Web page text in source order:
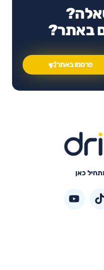
באתר?
פרסמו באתר
כאן